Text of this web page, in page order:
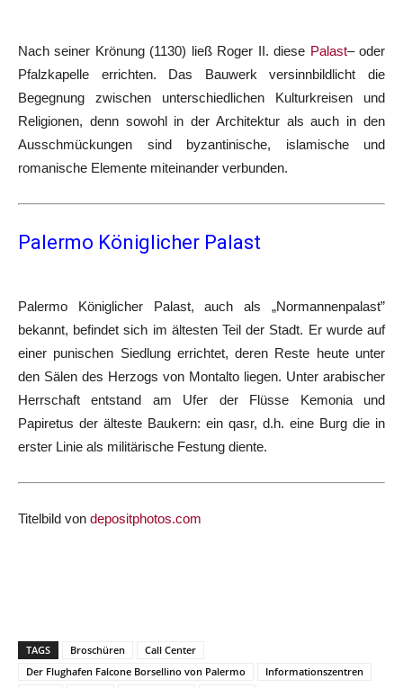
Nach seiner Krönung (1130) ließ Roger II. diese Palast– oder
Pfalzkapelle errichten. Das Bauwerk versinnbildlicht die
Begegnung zwischen unterschiedlichen Kulturkreisen und
Religionen, denn sowohl in der Architektur als auch in den
Ausschmückungen sind byzantinische, islamische und
romanische Elemente miteinander verbunden.
Palermo Königlicher Palast
Palermo Königlicher Palast, auch als „Normannenpalast”
bekannt, befindet sich im ältesten Teil der Stadt. Er wurde auf
einer punischen Siedlung errichtet, deren Reste heute unter
den Sälen des Herzogs von Montalto liegen. Unter arabischer
Herrschaft entstand am Ufer der Flüsse Kemonia und
Papiretus der älteste Baukern: ein qasr, d.h. eine Burg die in
erster Linie als militärische Festung diente.
Titelbild von depositphotos.com
TAGS Broschüren
Call Center
Der Flughafen Falcone Borsellino von Palermo
Informationszentren